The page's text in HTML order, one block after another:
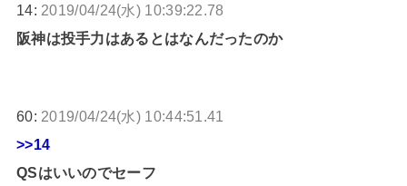
14: 2019/04/24(水) 10:39:22.78
阪神は投手力はあるとはなんだったのか
60: 2019/04/24(水) 10:44:51.41
>>14
QSはいいのでセーフ